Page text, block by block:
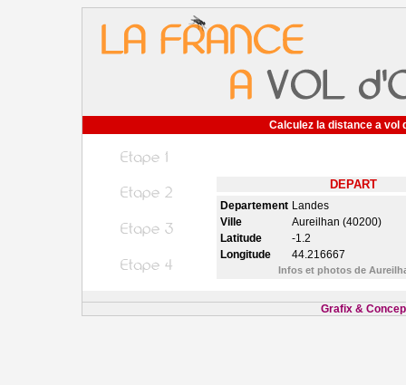
Calculez la distance a vol
DEPART
Departement Landes
Ville
Aureilhan (40200)
Latitude
-1.2
Longitude
44.216667
Infos et photos de
Grafix &